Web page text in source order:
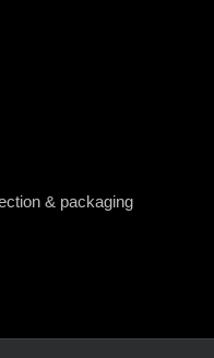
& packaging